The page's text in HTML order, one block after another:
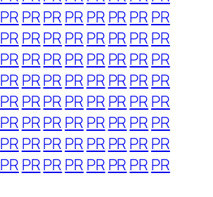
PR PRPR PR PR PR PR PR
PR PRPR PR PR PR PR PR
PR PRPR PR PR PR PR PR
PR PRPR PR PR PR PR PR
PR PRPR PR PR PR PR PR
PR PRPR PR PR PR PR PR
PR PRPR PR PR PR PR PR
PR PRPR PR PR PR PR PR